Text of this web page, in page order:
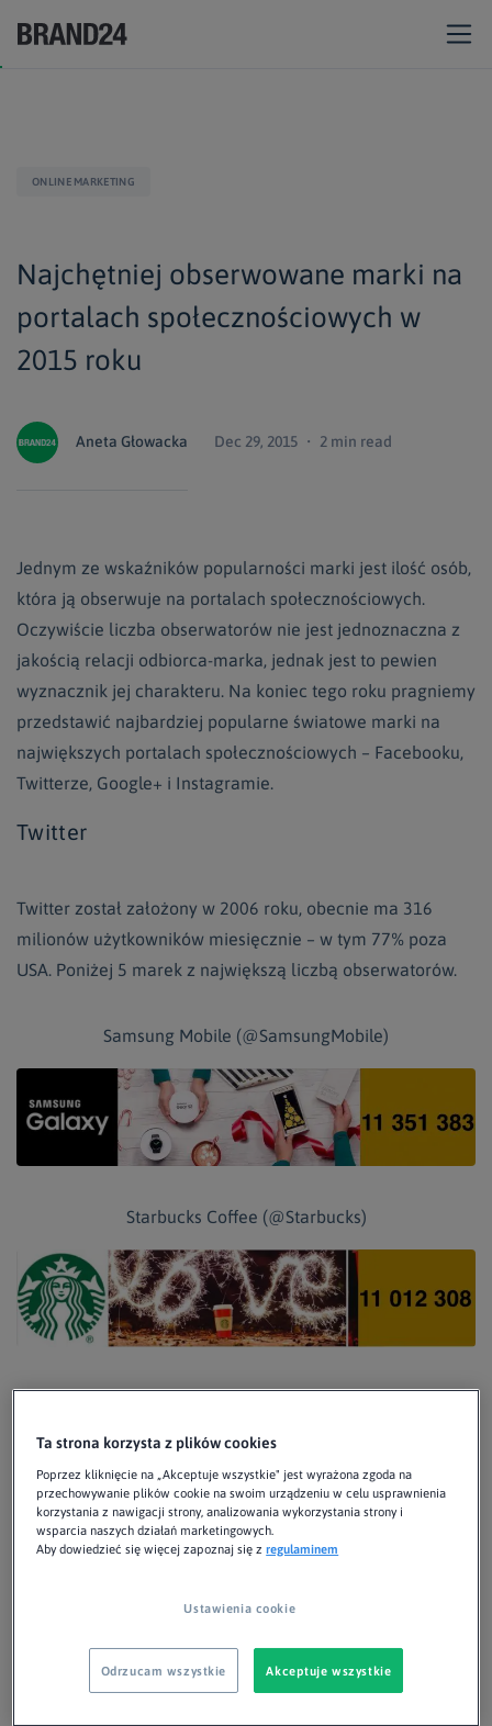
ONLINE MARKETING
Najchętniej obserwowane marki na
portalach społecznościowych w
2015 roku
Aneta Głowacka Dec 29, 2015 ・ 2 min read
Jednym ze wskaźników popularności marki jest ilość osób,
która ją obserwuje na portalach społecznościowych.
Oczywiście liczba obserwatorów nie jest jednoznaczna z
jakością relacji odbiorca-marka, jednak jest to pewien
wyznacznik jej charakteru. Na koniec tego roku pragniemy
przedstawić najbardziej popularne światowe marki na
największych portalach społecznościowych – Facebooku,
Twitterze, Google+ i Instagramie.
Twitter
Twitter został założony w 2006 roku, obecnie ma 316
milionów użytkowników miesięcznie – w tym 77% poza
USA. Poniżej 5 marek z największą liczbą obserwatorów.
Samsung Mobile (@SamsungMobile)
Starbucks Coffee (@Starbucks)
Ta strona korzysta z plików cookies
Poprzez kliknięcie na „Akceptuje wszystkie" jest wyrażona zgoda na
przechowywanie plików cookie na swoim urządzeniu w celu usprawnienia
korzystania z nawigacji strony, analizowania wykorzystania strony i
wsparcia naszych działań marketingowych.
Aby dowiedzieć się więcej zapoznaj się zregulaminem
Ustawienia cookie
Odrzucam wszystkie Akceptuje wszystkie